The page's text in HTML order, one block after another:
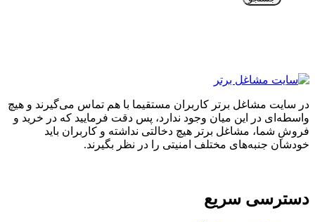
در سایت مشاغل برتر کاربران مستقیما با هم تماس می‌گیرند و هیچ
واسطه‌ای در این میان وجود ندارد، پس دقت فرمایید که در خرید و
فروشِ شما، مشاغل برتر هیچ دخالتی نداشته و کاربران باید
خودشان جنبه‌های مختلف امنیتی را در نظر بگیرند.
دسترسی سریع